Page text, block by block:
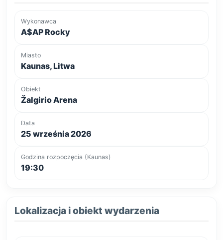
Wykonawca
A$AP Rocky
Miasto
Kaunas, Litwa
Obiekt
Žalgirio Arena
Data
25 września 2026
Godzina rozpoczęcia (Kaunas)
19:30
Lokalizacja i obiekt wydarzenia